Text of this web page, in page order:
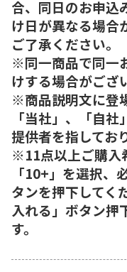
合、同日のお申込
け日が異なる場合
ご了承ください。
※同一商品で同一
けする場合がござ
※商品説明文に登
「当社」、「自
提供者を指してお
※11点以上ご購入
「10+」を選択、
タンを押下してく
入れる」ボタン押
す。